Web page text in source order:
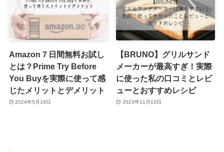
Amazon７日間無料お試し
とは？Prime Try Before
You Buyを実際に使って感
じたメリットとデメリット
2024年5月19日
【BRUNO】グリルサンド
メーカーが最高すぎ！実際
に使った私の口コミとレビ
ューとおすすめレシピ
2023年11月10日